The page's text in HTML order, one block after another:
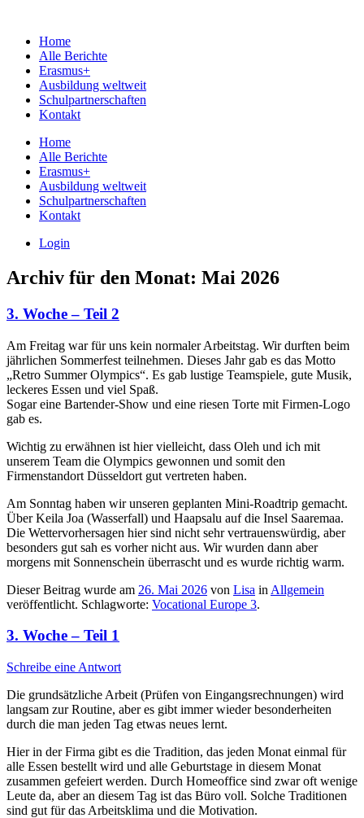
Home
Alle Berichte
Erasmus+
Ausbildung weltweit
Schulpartnerschaften
Kontakt
Home
Alle Berichte
Erasmus+
Ausbildung weltweit
Schulpartnerschaften
Kontakt
Login
Archiv für den Monat: Mai 2026
3. Woche – Teil 2
Am Freitag war für uns kein normaler Arbeitstag. Wir durften beim
jährlichen Sommerfest teilnehmen. Dieses Jahr gab es das Motto
„Retro Summer Olympics“. Es gab lustige Teamspiele, gute Musik,
leckeres Essen und viel Spaß.
Sogar eine Bartender-Show und eine riesen Torte mit Firmen-Logo
gab es.
Wichtig zu erwähnen ist hier vielleicht, dass Oleh und ich mit
unserem Team die Olympics gewonnen und somit den
Firmenstandort Düsseldort gut vertreten haben.
Am Sonntag haben wir unseren geplanten Mini-Roadtrip gemacht.
Über Keila Joa (Wasserfall) und Haapsalu auf die Insel Saaremaa.
Die Wettervorhersagen hier sind nicht sehr vertrauenswürdig, aber
besonders gut sah es vorher nicht aus. Wir wurden dann aber
morgens mit Sonnenschein überrascht und es wurde richtig warm.
Dieser Beitrag wurde am 26. Mai 2026 von Lisa in Allgemein
veröffentlicht. Schlagworte: Vocational Europe 3.
3. Woche – Teil 1
Schreibe eine Antwort
Die grundsätzliche Arbeit (Prüfen von Eingangsrechnungen) wird
langsam zur Routine, aber es gibt immer wieder besonderheiten
durch die man jeden Tag etwas neues lernt.
Hier in der Firma gibt es die Tradition, das jeden Monat einmal für
alle Essen bestellt wird und alle Geburtstage in diesem Monat
zusammen gefeiert werden. Durch Homeoffice sind zwar oft wenige
Leute da, aber an diesem Tag ist das Büro voll. Solche Traditionen
sind gut für das Arbeitsklima und die Motivation.